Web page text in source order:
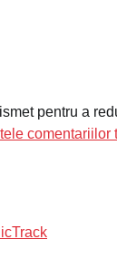
pentru a
comentariilor